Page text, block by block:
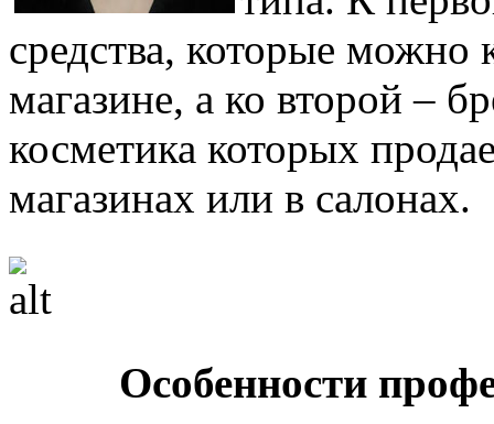
средства, которые
магазине, а ко второй –
косметика которых
магазинах или в салонах.
Особенности